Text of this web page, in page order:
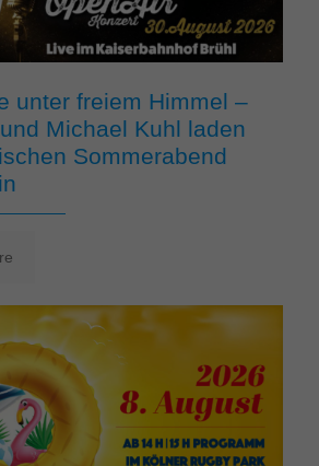
unter freiem Himmel –
und Michael Kuhl laden
Sommerabend